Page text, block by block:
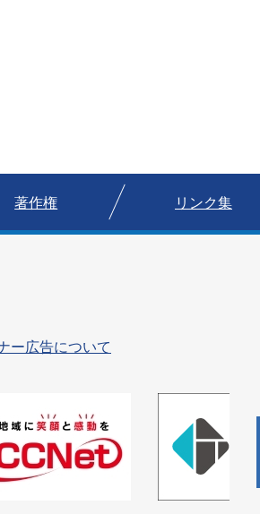
著作権 リンク集
ー広告について